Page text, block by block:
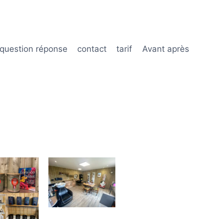
réponse contact tarif Avant après